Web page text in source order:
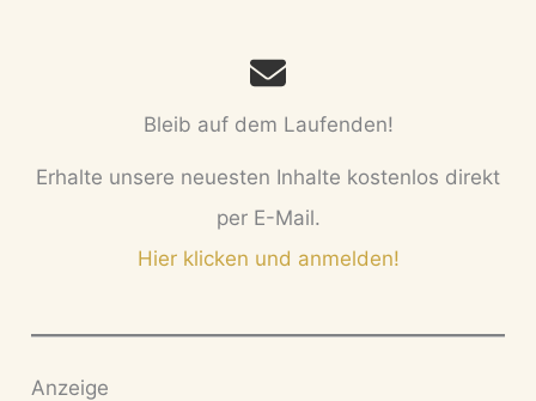
Bleib auf dem Laufenden!
Erhalte unsere neuesten Inhalte kostenlos direkt
per E-Mail.
Hier klicken und anmelden!
Anzeige